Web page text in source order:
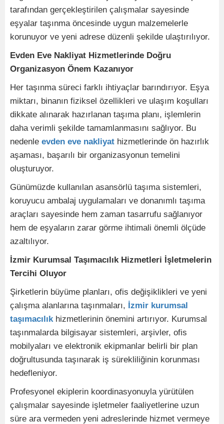
tarafından gerçekleştirilen çalışmalar sayesinde
eşyalar taşınma öncesinde uygun malzemelerle
korunuyor ve yeni adrese düzenli şekilde ulaştırılıyor.
Evden Eve Nakliyat Hizmetlerinde Doğru
Organizasyon Önem Kazanıyor
Her taşınma süreci farklı ihtiyaçlar barındırıyor. Eşya
miktarı, binanın fiziksel özellikleri ve ulaşım koşulları
dikkate alınarak hazırlanan taşıma planı, işlemlerin
daha verimli şekilde tamamlanmasını sağlıyor. Bu
nedenle evden eve nakliyat hizmetlerinde ön hazırlık
aşaması, başarılı bir organizasyonun temelini
oluşturuyor.
Günümüzde kullanılan asansörlü taşıma sistemleri,
koruyucu ambalaj uygulamaları ve donanımlı taşıma
araçları sayesinde hem zaman tasarrufu sağlanıyor
hem de eşyaların zarar görme ihtimali önemli ölçüde
azaltılıyor.
İzmir Kurumsal Taşımacılık Hizmetleri İşletmelerin
Tercihi Oluyor
Şirketlerin büyüme planları, ofis değişiklikleri ve yeni
çalışma alanlarına taşınmaları, İzmir kurumsal
taşımacılıkhizmetlerinin önemini artırıyor. Kurumsal
taşınmalarda bilgisayar sistemleri, arşivler, ofis
mobilyaları ve elektronik ekipmanlar belirli bir plan
doğrultusunda taşınarak iş sürekliliğinin korunması
hedefleniyor.
Profesyonel ekiplerin koordinasyonuyla yürütülen
çalışmalar sayesinde işletmeler faaliyetlerine uzun
süre ara vermeden yeni adreslerinde hizmet vermeye